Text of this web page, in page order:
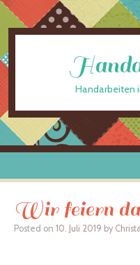
Handarbeiten
Skip to content
Wir feiern
Posted on 10. Juli 2019 by